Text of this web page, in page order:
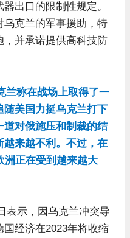
出口的限制性规定。
乌克兰的军事援助，特
，并承诺提供高科技防
兰称在战场上取得了一
随美国力挺乌克兰打下
道对俄施压和制裁的结
越来越不利。不过，在
洲正在受到越来越大
表示，因乌克兰冲突导
经济在2023年将收缩